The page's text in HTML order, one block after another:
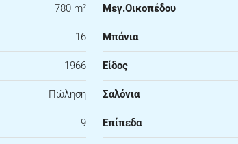
780 m² Μεγ.Οικοπέδου
16 Μπάνια
1966 Είδος
Πώληση Σαλόνια
9 Επίπεδα